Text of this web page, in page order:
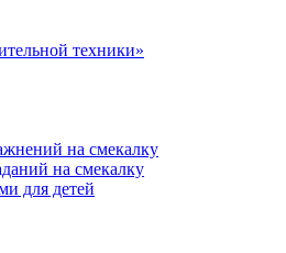
техники»
на смекалку
на смекалку
для детей